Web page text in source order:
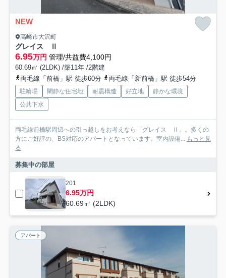
NEW
高崎市大沢町
グレイス Ⅱ
6.95万円 管理/共益費4,100円
60.69㎡ (2LDK) /築11年 /2階建
両毛線「前橋」駅 徒歩60分
両毛線「新前橋」駅 徒歩54分
駐輪場 閑静な住宅地 耐震構造 好立地
静かな環境
公共下水
両毛線前橋駅周辺への引っ越しをお考えなら「グレイス Ⅱ」。多くの
方にご好評の、BS対応のアパートとなっています。室内設備... もっと見
る
募集中の部屋
201
6.95万円
60.69㎡ (2LDK)
アパート